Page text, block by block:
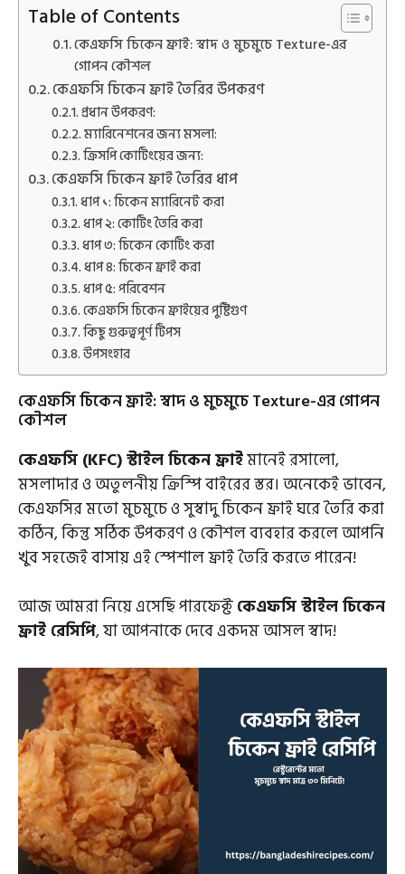
Table of Contents
কেএফসি চিকেন ফ্রাই: স্বাদ ও মুচমুচে Texture-এর
গোপন কৌশল
কেএফসি চিকেন ফ্রাই তৈরির উপকরণ
প্রধান উপকরণ:
ম্যারিনেশনের জন্য মসলা:
ক্রিসপি কোটিংয়ের জন্য:
কেএফসি চিকেন ফ্রাই তৈরির ধাপ
ধাপ ১: চিকেন ম্যারিনেট করা
ধাপ ২: কোটিং তৈরি করা
ধাপ ৩: চিকেন কোটিং করা
ধাপ ৪: চিকেন ফ্রাই করা
ধাপ ৫: পরিবেশন
কেএফসি চিকেন ফ্রাইয়ের পুষ্টিগুণ
কিছু গুরুত্বপূর্ণ টিপস
উপসংহার
কেএফসি চিকেন ফ্রাই: স্বাদ ও মুচমুচে Texture-এর গোপন
কৌশল
কেএফসি (KFC) স্টাইল চিকেন ফ্রাইমানেই রসালো,
মসলাদার ও অতুলনীয় ক্রিস্পি বাইরের স্তর। অনেকেই ভাবেন,
কেএফসির মতো মুচমুচে ও সুস্বাদু চিকেন ফ্রাই ঘরে তৈরি করা
কঠিন, কিন্তু সঠিক উপকরণ ও কৌশল ব্যবহার করলে আপনি
খুব সহজেই বাসায় এই স্পেশাল ফ্রাই তৈরি করতে পারেন!
আজ আমরা নিয়ে এসেছি পারফেক্টকেএফসি স্টাইল চিকেন
ফ্রাই রেসিপি, যা আপনাকে দেবে একদম আসল স্বাদ!